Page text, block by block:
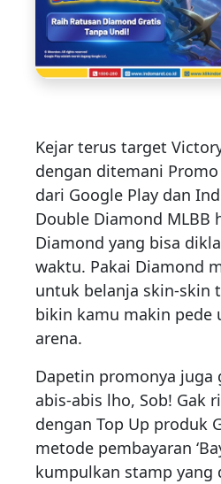
Kejar terus target
dengan ditemani
dari Google Play dan
Double Diamond MLBB
Diamond yang bisa
waktu. Pakai Diamond
untuk belanja skin-skin
bikin kamu makin pede
arena.
Dapetin promonya juga
abis-abis lho, Sob! Gak
dengan Top Up produk
metode pembayaran
kumpulkan stamp yang